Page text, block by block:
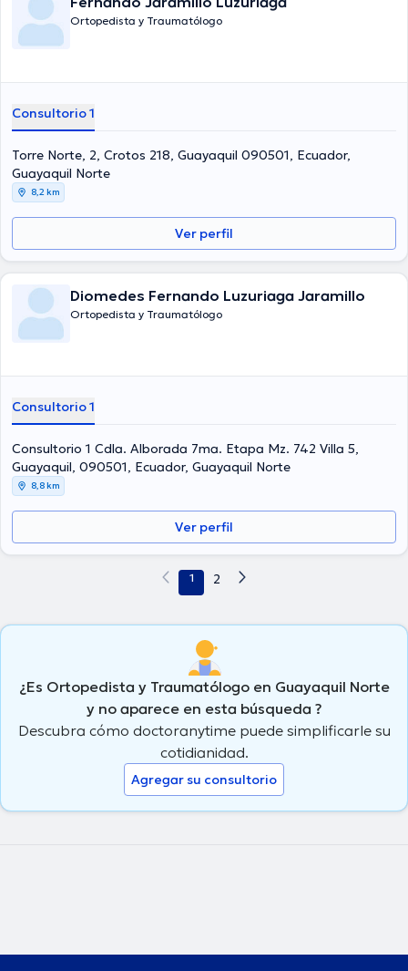
Ortopedista y Traumatólogo
Consultorio 1
Torre Norte, 2, Crotos 218, Guayaquil 090501, Ecuador,
Guayaquil Norte
8,2 km
Ver perfil
Diomedes Fernando Luzuriaga Jaramillo
Ortopedista y Traumatólogo
Consultorio 1
Consultorio 1 Cdla. Alborada 7ma. Etapa Mz. 742 Villa 5,
Guayaquil, 090501, Ecuador, Guayaquil Norte
8,8 km
Ver perfil
1 2
¿Es Ortopedista y Traumatólogo en Guayaquil Norte
y no aparece en esta búsqueda ?
Descubra cómo doctoranytime puede simplificarle su
cotidianidad.
Agregar su consultorio